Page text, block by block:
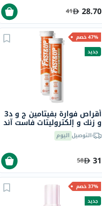
28.70
41
47% خصم
جديد
أقراص فوارة بفيتامين ج و د3
و زنك و إلكتروليتات فاست آند
قرصالتوصيل اليوم
31
58
37% خصم
جديد